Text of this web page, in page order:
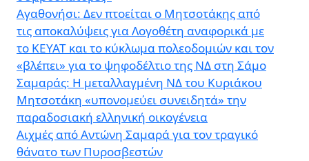
Αγαθονήσι: Δεν πτοείται ο Μητσοτάκης από
τις αποκαλύψεις για Λογοθέτη αναφορικά με
το ΚΕΥΑΤ και το κύκλωμα πολεοδομιών και τον
«βλέπει» για το ψηφοδέλτιο της ΝΔ στη Σάμο
Σαμαράς: Η μεταλλαγμένη ΝΔ του Κυριάκου
Μητσοτάκη «υπονομεύει συνειδητά» την
παραδοσιακή ελληνική οικογένεια
Αιχμές από Αντώνη Σαμαρά για τον τραγικό
θάνατο των Πυροσβεστών